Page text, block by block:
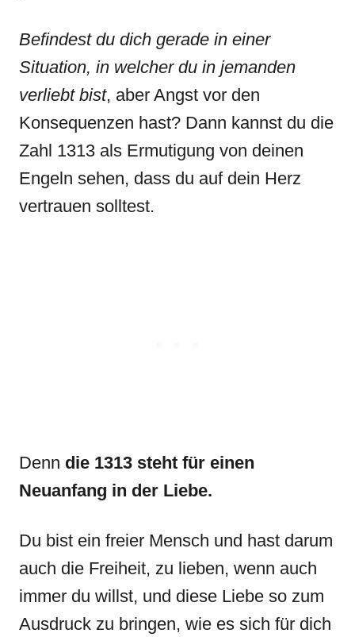
Befindest du dich gerade in einer
Situation, in welcher du in jemanden
verliebt bist, aber Angst vor den
Konsequenzen hast? Dann kannst du die
Zahl 1313 als Ermutigung von deinen
Engeln sehen, dass du auf dein Herz
vertrauen solltest.
Denn die 1313 steht für einen
Neuanfang in der Liebe.
Du bist ein freier Mensch und hast darum
auch die Freiheit, zu lieben, wenn auch
immer du willst, und diese Liebe so zum
Ausdruck zu bringen, wie es sich für dich